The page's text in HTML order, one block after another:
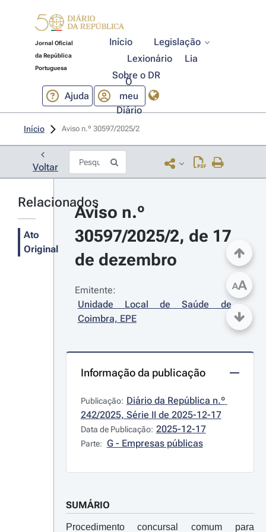
Jornal Oficial
da República
Portuguesa
Início
Legislação
Lexionário
Lia
Sobre o DR
Ajuda
O
meu
Diário
Início Aviso n.º 30597/2025/2
Voltar
Relacionados
Ato
Original
Aviso n.º
30597/2025/2, de 17
de dezembro
Emitente:
Unidade Local de Saúde de
Coimbra, EPE
Informação da publicação
Publicação: Diário da República n.º
242/2025, Série II de 2025-12-17
Data de Publicação: 2025-12-17
Parte: G - Empresas públicas
SUMÁRIO
Procedimento concursal comum para
AA